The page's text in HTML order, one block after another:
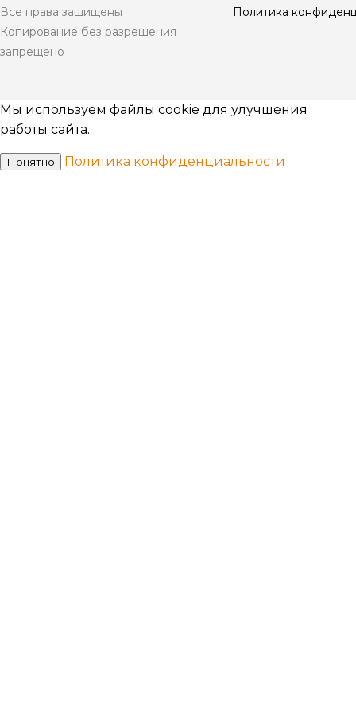
Все права защищены
Копирование без разрешения
запрещено
Политика
Мы используем файлы cookie для улучшения
работы сайта.
Понятно Политика конфиденциальности